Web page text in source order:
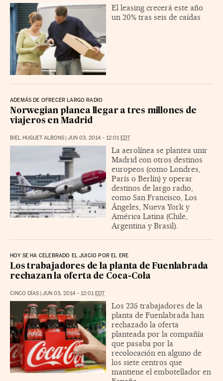
El leasing crecerá este año
un 20% tras seis de caídas
ADEMÁS DE OFRECER LARGO RADIO
Norwegian planea llegar a tres millones de
viajeros en Madrid
BIEL HUGUET ALBONS JUN 03, 2014 - 12:01 EDT
La aerolínea se plantea unir
Madrid con otros destinos
europeos (como Londres,
París o Berlín) y operar
destinos de largo radio,
como San Francisco, Los
Ángeles, Nueva York y
América Latina (Chile,
Argentina y Brasil).
HOY SE HA CELEBRADO EL JUICIO POR EL ERE
Los trabajadores de la planta de Fuenlabrada
rechazan la oferta de Coca-Cola
CINCO DÍAS JUN 03, 2014 - 12:01 EDT
Los 235 trabajadores de la
planta de Fuenlabrada han
rechazado la oferta
planteada por la compañía
que pasaba por la
recolocación en alguno de
los siete centros que
mantiene el embotellador en